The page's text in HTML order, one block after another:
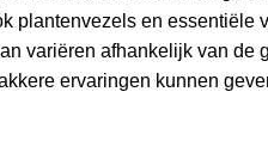
plantenvezels en essentiële
variëren afhankelijk van de
ervaringen kunnen